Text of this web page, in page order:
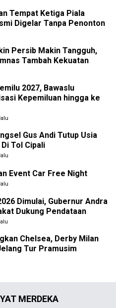
Tempat Ketiga Piala
Digelar Tanpa Penonton
Persib Makin Tangguh,
Tambah Kekuatan
2027, Bawaslu
Kepemiluan hingga ke
Gus Andi Tutup Usia
Tol Cipali
Event Car Free Night
Dimulai, Gubernur Andra
Dukung Pendataan
Chelsea, Derby Milan
Tur Pramusim
MERDEKA